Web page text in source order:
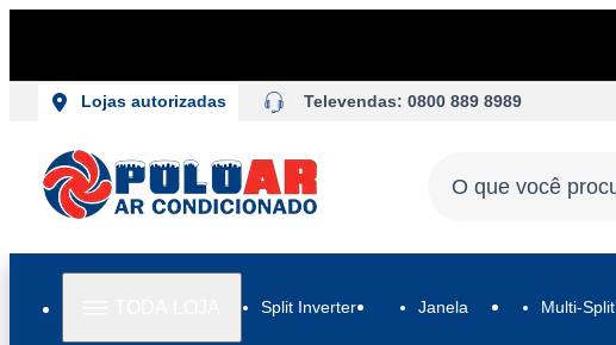
Lojas autorizadas Televendas: 0800 889 8989
Split Inverter Janela Multi-Split